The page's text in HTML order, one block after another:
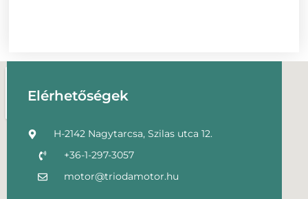
Elérhetőségek
H-2142 Nagytarcsa, Szilas utca 12.
+36-1-297-3057
motor@triodamotor.hu